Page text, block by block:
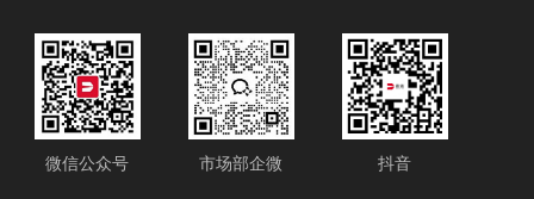
微信公众号 市场部企微 抖音